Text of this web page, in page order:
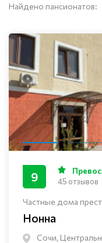
Найдено пансионатов:
Частные дома
Нонна
Сочи,
9 45 отзывов